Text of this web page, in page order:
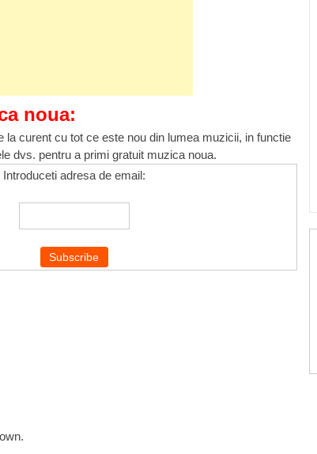
noua:
la curent cu tot ce este nou din lumea muzicii, in functie
dvs. pentru a primi gratuit muzica noua.
Introduceti adresa de email: